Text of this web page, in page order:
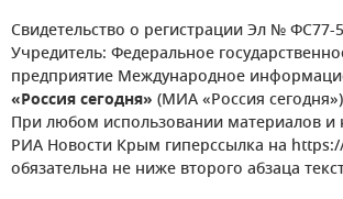
Свидетельство о регистрации Эл № ФС77-
Учредитель: Федеральное
предприятие Международное
«Россия сегодня» (МИА «Россия
При любом использовании материалов и
РИА Новости Крым гиперссылка на
обязательна не ниже второго абзаца